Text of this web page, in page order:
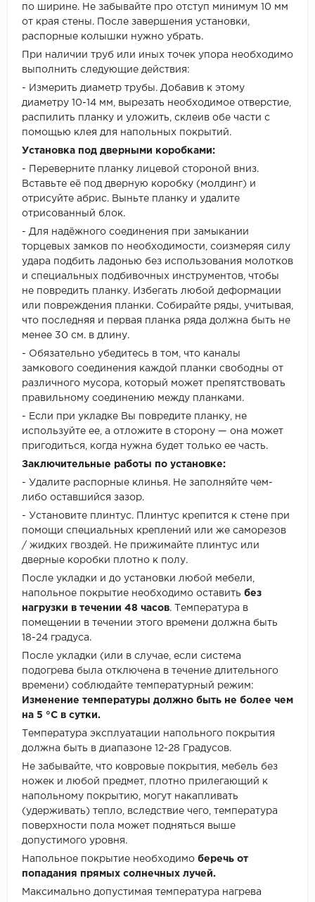
по ширине. Не забывайте про отступ минимум 10 мм
от края стены. После завершения установки,
распорные колышки нужно убрать.
При наличии труб или иных точек упора необходимо
выполнить следующие действия:
- Измерить диаметр трубы. Добавив к этому
диаметру 10-14 мм, вырезать необходимое отверстие,
распилить планку и уложить, склеив обе части с
помощью клея для напольных покрытий.
Установка под дверными коробками:
- Переверните планку лицевой стороной вниз.
Вставьте её под дверную коробку (молдинг) и
отрисуйте абрис. Выньте планку и удалите
отрисованный блок.
- Для надёжного соединения при замыкании
торцевых замков по необходимости, соизмеряя силу
удара подбить ладонью без использования молотков
и специальных подбивочных инструментов, чтобы
не повредить планку. Избегать любой деформации
или повреждения планки. Собирайте ряды, учитывая,
что последняя и первая планка ряда должна быть не
менее 30 см. в длину.
- Обязательно убедитесь в том, что каналы
замкового соединения каждой планки свободны от
различного мусора, который может препятствовать
правильному соединению между планками.
- Если при укладке Вы повредите планку, не
используйте ее, а отложите в сторону — она может
пригодиться, когда нужна будет только ее часть.
Заключительные работы по установке:
- Удалите распорные клинья. Не заполняйте чем-
либо оставшийся зазор.
- Установите плинтус. Плинтус крепится к стене при
помощи специальных креплений или же саморезов
/ жидких гвоздей. Не прижимайте плинтус или
дверные коробки плотно к полу.
После укладки и до установки любой мебели,
напольное покрытие необходимо оставить без
нагрузки в течении 48 часов. Температура в
помещении в течении этого времени должна быть
18-24 градуса.
После укладки (или в случае, если система
подогрева была отключена в течение длительного
времени) соблюдайте температурный режим:
Изменение температуры должно быть не более чем
на 5 °C в сутки.
Температура эксплуатации напольного покрытия
должна быть в диапазоне 12-28 Градусов.
Не забывайте, что ковровые покрытия, мебель без
ножек и любой предмет, плотно прилегающий к
напольному покрытию, могут накапливать
(удерживать) тепло, вследствие чего, температура
поверхности пола может подняться выше
допустимого уровня.
Напольное покрытие необходимо беречь от
попадания прямых солнечных лучей.
Максимально допустимая температура нагрева